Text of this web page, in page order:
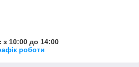
з 10:00 до 14:00
роботи